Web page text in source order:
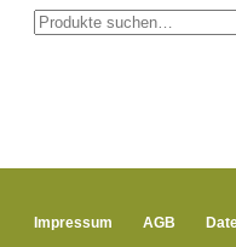
Suche
nach:
Impressum AGB